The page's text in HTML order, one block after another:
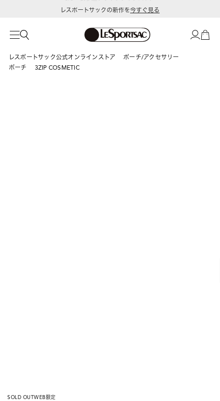
レスポートサックの新作を今すぐ見る
レスポートサック公式オンラインストア
ポーチ/アクセサリー
ポーチ
3ZIP COSMETIC
SOLD OUTWEB限定